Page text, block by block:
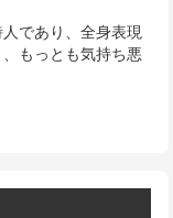
であり、全身表現
もっとも気持ち悪